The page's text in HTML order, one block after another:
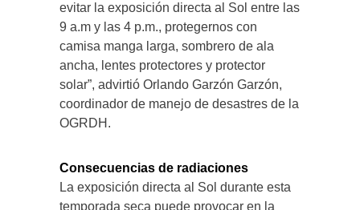
evitar la exposición directa al Sol entre las
9 a.m y las 4 p.m., protegernos con
camisa manga larga, sombrero de ala
ancha, lentes protectores y protector
solar”, advirtió Orlando Garzón Garzón,
coordinador de manejo de desastres de la
OGRDH.
Consecuencias de radiaciones
La exposición directa al Sol durante esta
temporada seca puede provocar en la